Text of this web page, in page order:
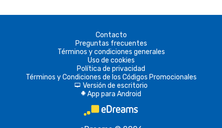
Contacto
Preguntas frecuentes
Términos y condiciones generales
Uso de cookies
Política de privacidad
Términos y Condiciones de los Códigos Promocionales
d Versión de escritorio
A App para Android